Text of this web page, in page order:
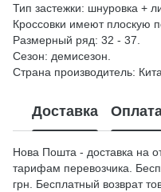
Тип застежки: шнуровка +
Кроссовки имеют плоскую
Размерный ряд: 32 - 37.
Сезон: демисезон.
Страна производитель:
Доставка
Нова Пошта - доставка на
тарифам перевозчика.
грн. Бесплатный возврат